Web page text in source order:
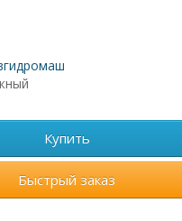
Купить
Быстрый заказ